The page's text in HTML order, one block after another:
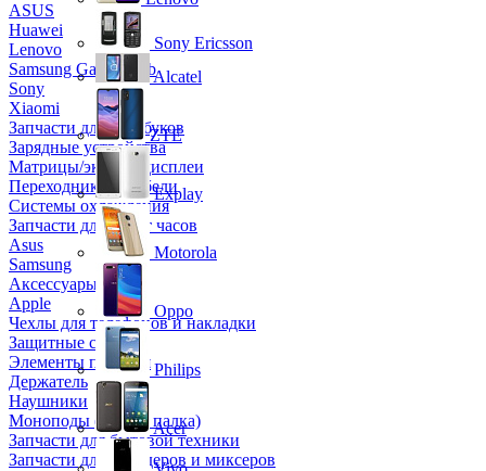
ASUS
Huawei
Lenovo
Samsung Galaxy Tab
Sony
Xiaomi
Запчасти для ноутбуков
Зарядные устройства
Матрицы/экраны/дисплеи
Переходники и кабели
Системы охлаждения
Запчасти для смарт часов
Asus
Samsung
Аксессуары
Apple
Чехлы для телефонов и накладки
Защитные стекла
Элементы питания
Держатель
Наушники
Моноподы (Селфи палка)
Запчасти для бытовой техники
Запчасти для блендеров и миксеров
Sony Ericsson
Alcatel
ZTE
Explay
Motorola
Oppo
Philips
Acer